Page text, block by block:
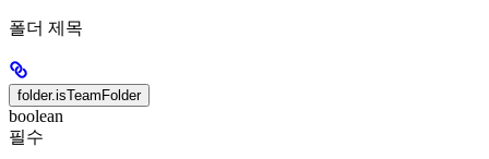
폴더 제목
folder.isTeamFolder
boolean
필수